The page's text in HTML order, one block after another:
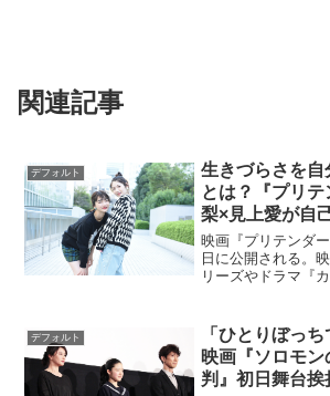
関連記事
デフォルト
生きづらさを
とは？『プリ
梨×見上愛が自
語る
映画『プリテンダ
日に公開される。
リーズやドラマ『
だ。→画像ギャラ
田花梨を務めるの...
デフォルト
「ひとりぼっ
映画『ソロモ
判』初日舞台挨